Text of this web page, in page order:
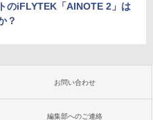
のiFLYTEK「AINOTE 2」は
？
お問い合わせ
編集部へのご連絡